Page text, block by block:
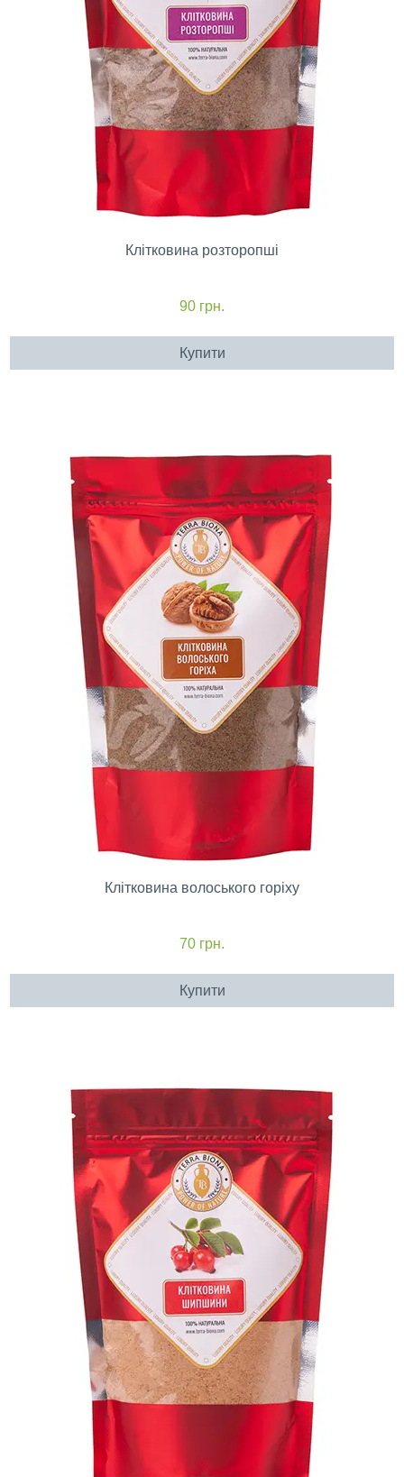
Клітковина розторопші
90 грн.
Купити
Клітковина волоського горіху
70 грн.
Купити